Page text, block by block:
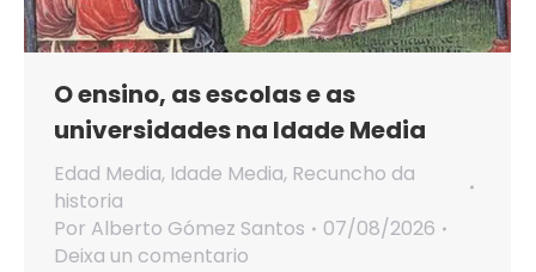
O ensino, as escolas e as
universidades na Idade Media
Edad Media, Idade Media, Recuncho da
historia
Por Alberto Gómez Santos
07/08/2026
Deixa un comentario